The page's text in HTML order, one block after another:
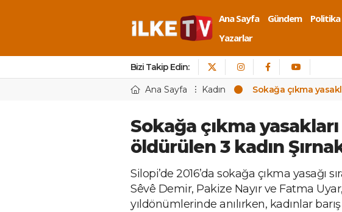
Ana Sayfa Gündem Politika
Yazarlar
Bizi Takip Edin:
Ana Sayfa Kadın Sokağa çıkma
Sokağa çıkma
öldürülen 3 kadın
Silopi’de 2016’da sokağa çıkma yasağı
Sêvê Demir, Pakize Nayır ve Fatma Uyar,
yıldönümlerinde anılırken, kadınlar